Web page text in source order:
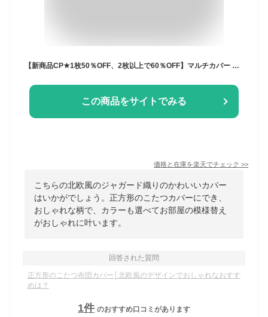
この商品をサイトでみる
価格と在庫を楽天でチェック >>
こちらの北欧風のジャガード織りのかわいいカバー
はいかがでしょう。正方形のこたつカバーにでき、
おしゃれな柄で、カラーも選べてお部屋の模様替え
がおしゃれに叶います。
回答された質問
正方形のこたつ布団カバー│北欧風のデザインでおしゃれなおすす
めは？
1件 のおすすめ口コミがあります